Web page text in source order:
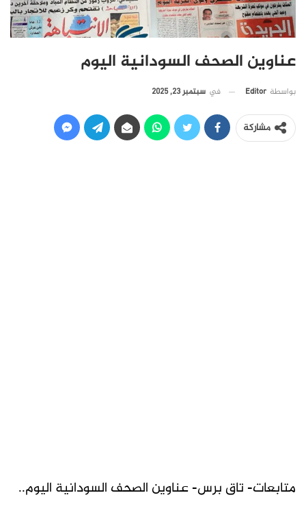
عناوين الصحف السودانية اليوم
بواسطة Editor في سبتمبر 23, 2025
مشاركة
متابعات- تاق برس- عناوين الصحف السودانية اليوم..